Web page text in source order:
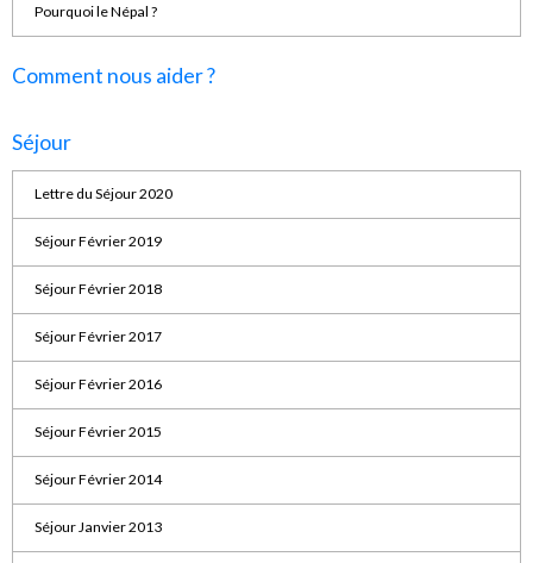
Pourquoi le Népal ?
Comment nous aider ?
Séjour
Lettre du Séjour 2020
Séjour Février 2019
Séjour Février 2018
Séjour Février 2017
Séjour Février 2016
Séjour Février 2015
Séjour Février 2014
Séjour Janvier 2013